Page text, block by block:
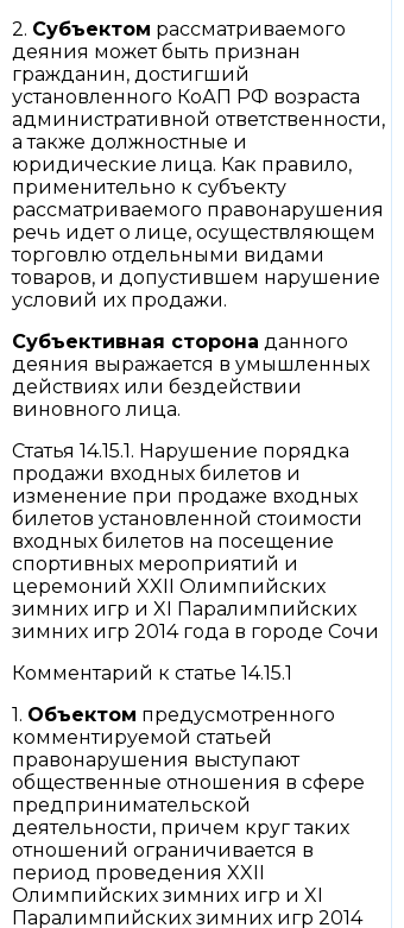
2. Субъектом рассматриваемого
деяния может быть признан
гражданин, достигший
установленного КоАП РФ возраста
административной ответственности,
а также должностные и
юридические лица. Как правило,
применительно к субъекту
рассматриваемого правонарушения
речь идет о лице, осуществляющем
торговлю отдельными видами
товаров, и допустившем нарушение
условий их продажи.
Субъективная сторона данного
деяния выражается в умышленных
действиях или бездействии
виновного лица.
Статья 14.15.1. Нарушение порядка
продажи входных билетов и
изменение при продаже входных
билетов установленной стоимости
входных билетов на посещение
спортивных мероприятий и
церемоний XXII Олимпийских
зимних игр и XI Паралимпийских
зимних игр 2014 года в городе Сочи
Комментарий к статье 14.15.1
1. Объектом предусмотренного
комментируемой статьей
правонарушения выступают
общественные отношения в сфере
предпринимательской
деятельности, причем круг таких
отношений ограничивается в
период проведения XXII
Олимпийских зимних игр и XI
Паралимпийских зимних игр 2014